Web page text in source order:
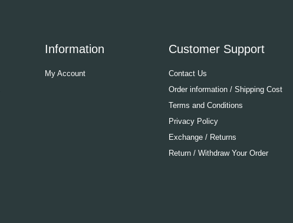
Information
My Account
Customer Support
Contact Us
Order information / Shipping Cost
Terms and Conditions
Privacy Policy
Exchange / Returns
Return / Withdraw Your Order